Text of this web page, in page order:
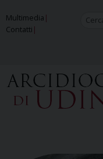
to
content
Multimedia
Contatti